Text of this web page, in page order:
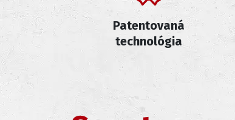
Patentovaná
technológia